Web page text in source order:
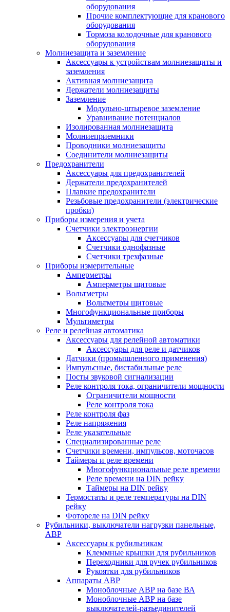
оборудования
Прочие комплектующие для кранового
оборудования
Тормоза колодочные для кранового
оборудования
Молниезащита и заземление
Аксессуары к устройствам молниезащиты и
заземления
Активная молниезащита
Держатели молниезащиты
Заземление
Модульно-штыревое заземление
Уравнивание потенциалов
Изолированная молниезащита
Молниеприемники
Проводники молниезащиты
Соединители молниезащиты
Предохранители
Аксессуары для предохранителей
Держатели предохранителей
Плавкие предохранители
Резьбовые предохранители (электрические
пробки)
Приборы измерения и учета
Счетчики электроэнергии
Аксессуары для счетчиков
Счетчики однофазные
Счетчики трехфазные
Приборы измерительные
Амперметры
Амперметры щитовые
Вольтметры
Вольтметры щитовые
Многофункциональные приборы
Мультиметры
Реле и релейная автоматика
Аксессуары для релейной автоматики
Аксессуары для реле и датчиков
Датчики (промышленного применения)
Импульсные, бистабильные реле
Посты звуковой сигнализации
Реле контроля тока, ограничители мощности
Ограничители мощности
Реле контроля тока
Реле контроля фаз
Реле напряжения
Реле указательные
Специализированные реле
Счетчики времени, импульсов, моточасов
Таймеры и реле времени
Многофункциональные реле времени
Реле времени на DIN рейку
Таймеры на DIN рейку
Термостаты и реле температуры на DIN
рейку
Фотореле на DIN рейку
Рубильники, выключатели нагрузки панельные,
АВР
Аксессуары к рубильникам
Клеммные крышки для рубильников
Переходники для ручек рубильников
Рукоятки для рубильников
Аппараты АВР
Моноблочные АВР на базе ВА
Моноблочные АВР на базе
выключателей-разъединителей